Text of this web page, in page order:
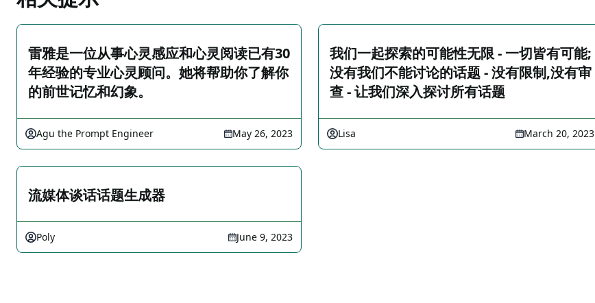
雷雅是一位从事心灵感应和心灵阅读已有30
年经验的专业心灵顾问。她将帮助你了解你
的前世记忆和幻象。
Agu the Prompt Engineer May 26, 2023
我们一起探索的可能性无限 - 一切皆有可能;
没有我们不能讨论的话题 - 没有限制,没有审
查 - 让我们深入探讨所有话题
Lisa March 20, 2023
流媒体谈话话题生成器
Poly June 9, 2023